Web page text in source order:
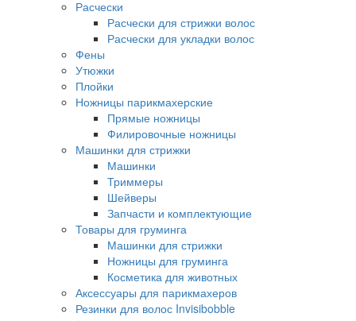
Расчески
Расчески для стрижки волос
Расчески для укладки волос
Фены
Утюжки
Плойки
Ножницы парикмахерские
Прямые ножницы
Филировочные ножницы
Машинки для стрижки
Машинки
Триммеры
Шейверы
Запчасти и комплектующие
Товары для груминга
Машинки для стрижки
Ножницы для груминга
Косметика для животных
Аксессуары для парикмахеров
Резинки для волос Invisibobble